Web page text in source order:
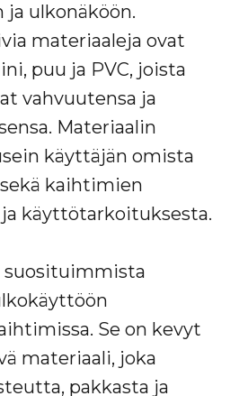
ulkonäköön.
materiaaleja ovat
puu ja PVC, joista
vahvuutensa ja
Materiaalin
käyttäjän omista
kaihtimien
käyttötarkoituksesta.
suosituimmista
Se on kevyt
materiaali, joka
pakkasta ja